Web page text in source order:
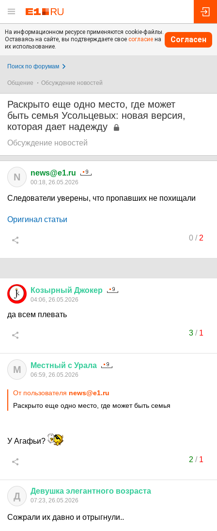
На информационном ресурсе применяются cookie-файлы.
Оставаясь на сайте, вы подтверждаете свое согласие на
их использование.
Согласен
Поиск по форумам
Общение Обсуждение новостей
Раскрыто еще одно место, где может
быть семья Усольцевых: новая версия,
которая дает надежду
Обсуждение новостей
N news@e1.ru
00:18, 26.05.2026
Следователи уверены, что пропавших не похищали
Оригинал статьи
0/ 2
Козырный Джокер
04:06, 26.05.2026
да всем плевать
3/ 1
М Местный с Урала
06:59, 26.05.2026
От пользователя news@e1.ru
Раскрыто еще одно место, где может быть семья
У Агафьи?
2 / 1
Д Девушка элегантного возраста
07:23, 26.05.2026
Сожрали их давно и отрыгнули..